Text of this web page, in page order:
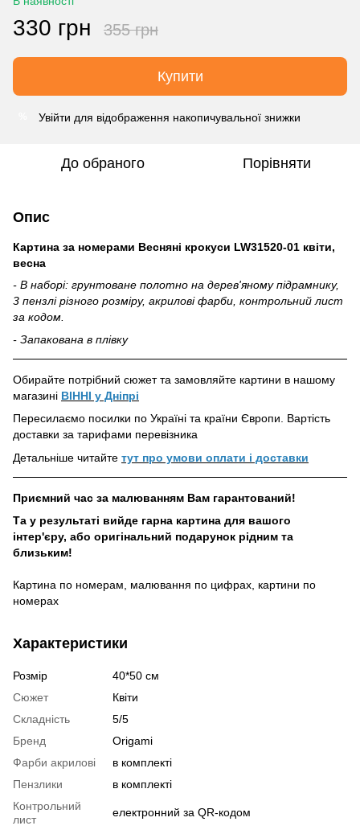
330 грн 355 грн
Купити
Увійти для відображення накопичувальної знижки
До обраного Порівняти
Опис
Картина за номерами Весняні крокуси LW31520-01 квіти,
весна
- В наборі: грунтоване полотно на дерев'яному підрамнику,
3 пензлі різного розміру, акрилові фарби, контрольний лист
за кодом.
- Запакована в плівку
Обирайте потрібний сюжет та замовляйте картини в нашому
магазині ВІННІ у Дніпрі
Пересилаємо посилки по Україні та країни Європи. Вартість
доставки за тарифами перевізника
Детальніше читайте тут про умови оплати і доставки
Приємний час за малюванням Вам гарантований!
Та у результаті вийде гарна картина для вашого
інтер'єру, або оригінальний подарунок рідним та
близьким!
Картина по номерам, малювання по цифрах, картини по
номерах
Характеристики
Розмір
40*50 см
Сюжет
Квіти
Складність
5/5
Бренд
Origami
Фарби акрилові
в комплекті
Пензлики
в комплекті
Контрольний
лист
електронний за QR-кодом